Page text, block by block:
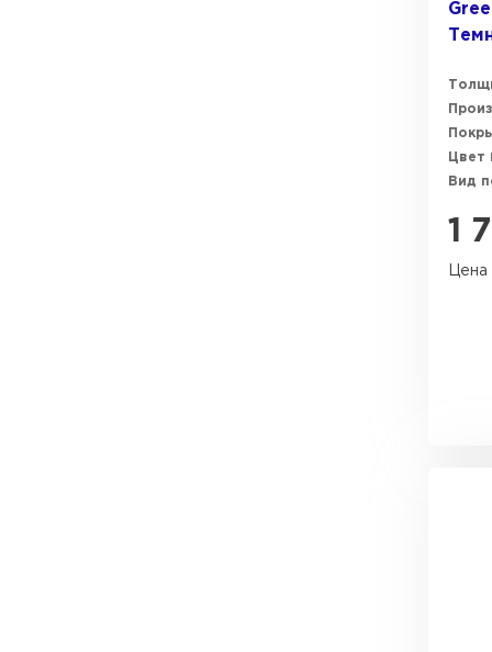
Цвет
Вид
1
Цена